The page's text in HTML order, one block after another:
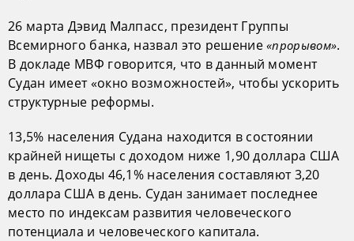
26 марта Дэвид Малпасс, президент Группы
Всемирного банка, назвал это решение«прорывом».
В докладе МВФ говорится, что в данный момент
Судан имеет «окно возможностей», чтобы ускорить
структурные реформы.
13,5% населения Судана находится в состоянии
крайней нищеты с доходом ниже 1,90 доллара США
в день. Доходы 46,1% населения составляют 3,20
доллара США в день. Судан занимает последнее
место по индексам развития человеческого
потенциала и человеческого капитала.